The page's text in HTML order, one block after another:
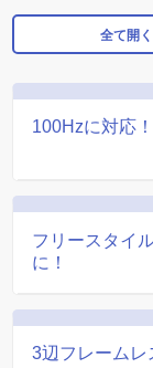
全て開く
100Hzに対応
フリースタイ
に！
3辺フレームレ